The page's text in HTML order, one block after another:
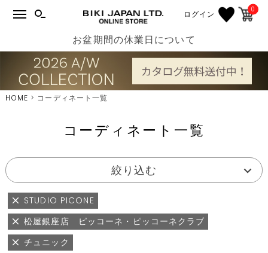
ログイン 0
お盆期間の休業日について
HOME コーディネート一覧
コーディネート一覧
絞り込む
STUDIO PICONE
松屋銀座店 ピッコーネ・ピッコーネクラブ
チュニック